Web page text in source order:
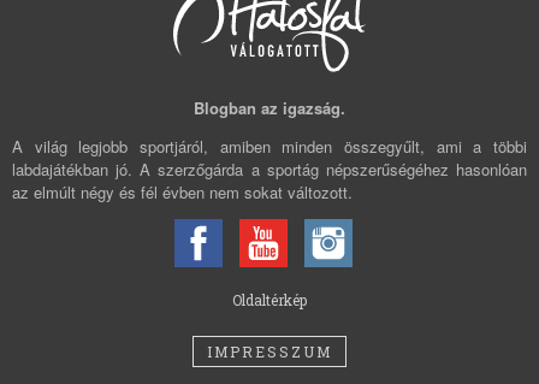
Blogban az igazság.
A világ legjobb sportjáról, amiben minden összegyűlt, ami a többi
labdajátékban jó. A szerzőgárda a sportág népszerűségéhez hasonlóan
az elmúlt négy és fél évben nem sokat változott.
Oldaltérkép
IMPRESSZUM